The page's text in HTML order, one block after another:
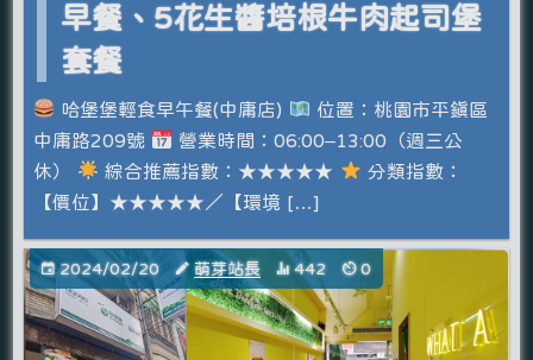
早餐、5花生醬培根牛肉起司堡
套餐
哈堡堡輕食早午餐(中庸店)
位置：桃園市平鎮區
中庸路209號
營業時間：06:00–13:00（週三公
休）
綜合推薦指數：★★★★★
分類指數：
【價位】★★★★★／【環境 […]
2024/02/20 萌芽站長 442 0